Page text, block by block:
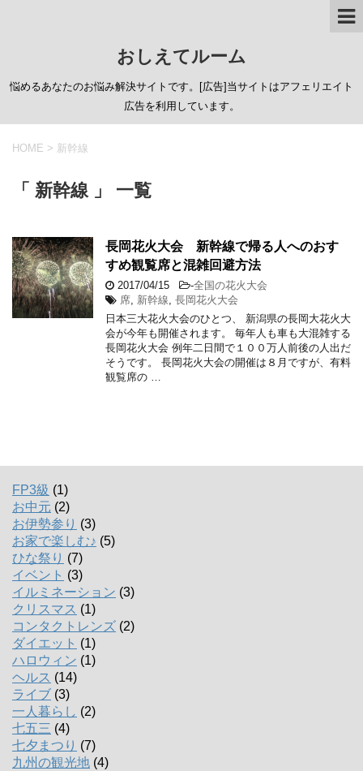
おしえてルーム
悩めるあなたのお悩み解決サイトです。[広告]当サイトはアフェリエイト
広告を利用しています。
HOME > 新幹線
「 新幹線 」 一覧
長岡花火大会 新幹線で帰る人へのおす
すめ観覧席と混雑回避方法
2017/04/15 -全国の花火大会
席 新幹線 長岡花火大会
日本三大花火大会のひとつ、 新潟県の長岡大花火大
会が今年も開催されます。 毎年人も車も大混雑する
長岡花火大会 例年二日間で１００万人前後の人出だ
そうです。 長岡花火大会の開催は８月ですが、有料
観覧席の …
FP3級 (1)
お中元 (2)
お伊勢参り (3)
お家で楽しむ♪ (5)
ひな祭り (7)
イベント (3)
イルミネーション (3)
クリスマス (1)
コンタクトレンズ (2)
ダイエット (1)
ハロウィン (1)
ヘルス (14)
ライブ (3)
一人暮らし (2)
七五三 (4)
七夕まつり (7)
九州の観光地 (4)